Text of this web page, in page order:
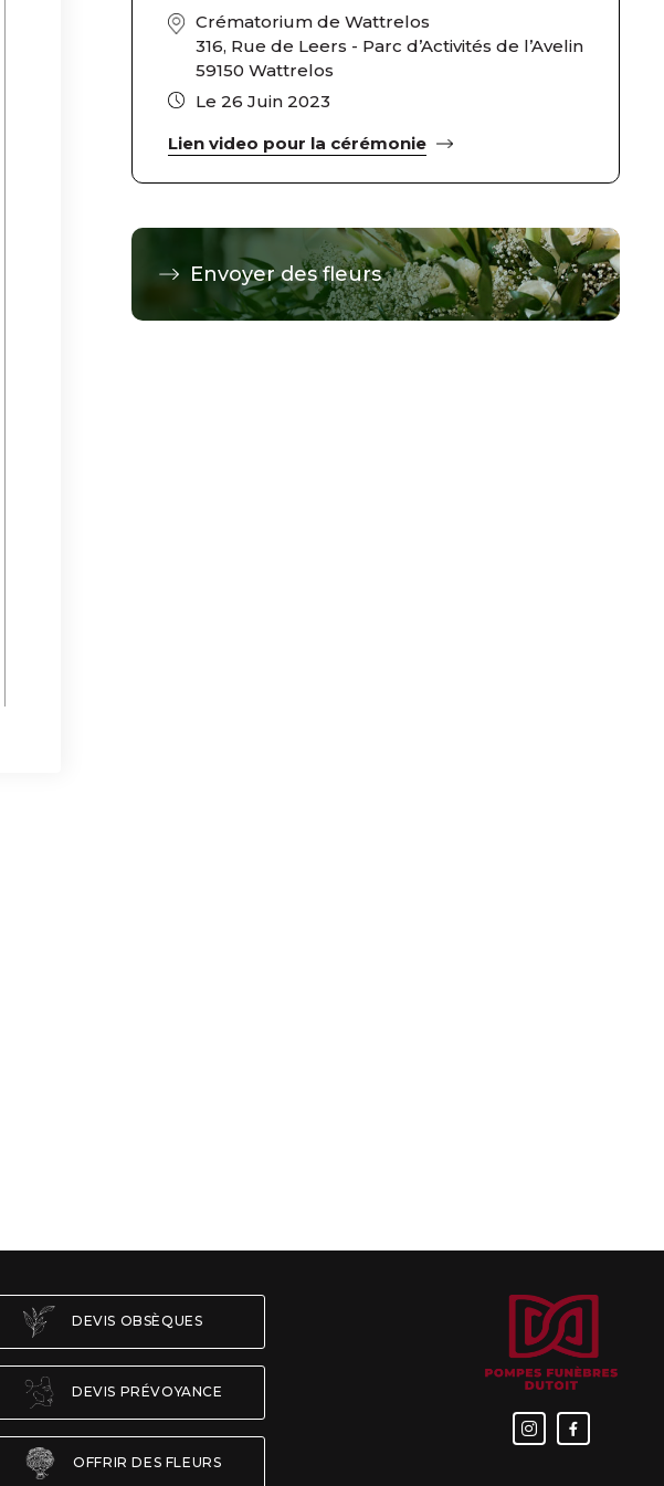
Crématorium de Wattrelos
316, Rue de Leers - Parc d’Activités de l’Avelin
59150 Wattrelos
Le 26 Juin 2023
Lien video pour la cérémonie
Envoyer des fleurs
DEVIS OBSÈQUES
DEVIS PRÉVOYANCE
OFFRIR DES FLEURS
 